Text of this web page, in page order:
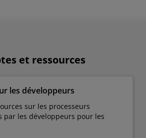
et ressources
les développeurs​
sur les processeurs
par les développeurs pour les